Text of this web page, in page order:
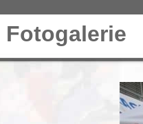
Fotogalerie